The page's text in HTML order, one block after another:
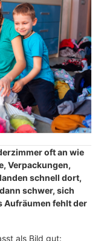
oft an wie
Verpackungen,
schnell dort,
schwer, sich
Aufräumen fehlt der
als Bild gut: